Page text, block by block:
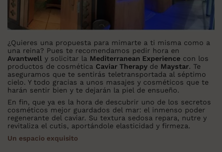
¿Quieres una propuesta para mimarte a ti misma como a
una reina? Pues te recomendamos pedir hora en
Avantwell y solicitar la Mediterranean Experience con los
productos de cosmética Caviar Therapy de Maystar. Te
aseguramos que te sentirás teletransportada al séptimo
cielo. Y todo gracias a unos masajes y cosméticos que te
harán sentir bien y te dejarán la piel de ensueño.
En fin, que ya es la hora de descubrir uno de los secretos
cosméticos mejor guardados del mar: el inmenso poder
regenerante del caviar. Su textura sedosa repara, nutre y
revitaliza el cutis, aportándole elasticidad y firmeza.
Un espacio exquisito